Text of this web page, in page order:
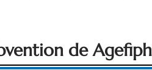
de Agefiph